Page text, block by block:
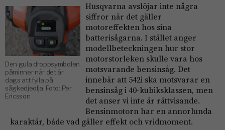
Den gula droppsymbolen
påminner när det är
dags att fylla på
sågkedjeolja. Foto: Per
Ericsson
Husqvarna avslöjar inte några
siffror när det gäller
motoreffekten hos sina
batterisågarna. I stället anger
modellbeteckningen hur stor
motorstorleken skulle vara hos
motsvarande bensinsåg. Det
innebär att 542i ska motsvarar en
bensinsåg i 40-kubiksklassen, men
det anser vi inte är rättvisande.
Bensinmotorn har en annorlunda
karaktär, både vad gäller effekt och vridmoment.